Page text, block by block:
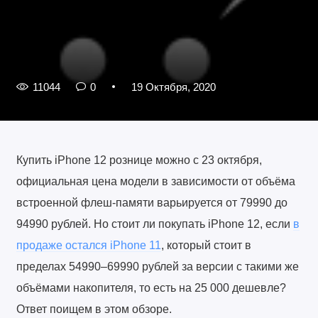
11044 0 19 Октября, 2020
Купить iPhone 12 рознице можно с 23 октября,
официальная цена модели в зависимости от объёма
встроенной флеш-памяти варьируется от 79990 до
94990 рублей. Но стоит ли покупать iPhone 12, если в
продаже остался iPhone 11, который стоит в
пределах 54990–69990 рублей за версии с такими же
объёмами накопителя, то есть на 25 000 дешевле?
Ответ поищем в этом обзоре.